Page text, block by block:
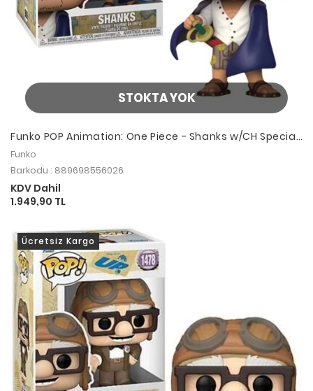
STOKTA YOK
Funko POP Animation: One Piece - Shanks w/CH Special
Edition
Funko
Barkodu : 889698556026
KDV Dahil
1.949,90 TL
Ücretsiz Kargo